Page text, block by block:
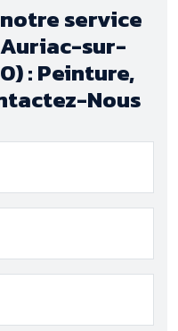
service
sur-
: Peinture,
Nous